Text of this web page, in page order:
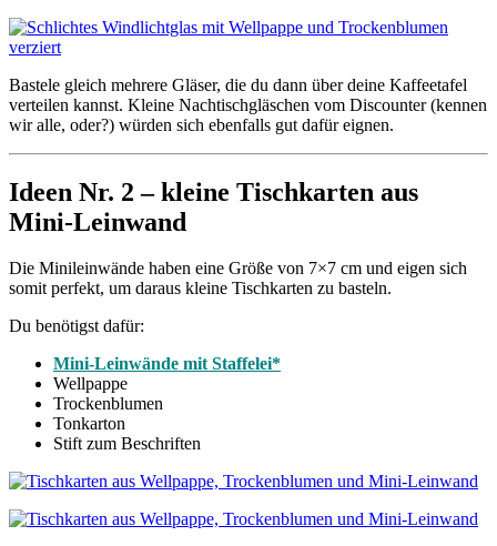
Bastele gleich mehrere Gläser, die du dann über deine Kaffeetafel
verteilen kannst. Kleine Nachtischgläschen vom Discounter (kennen
wir alle, oder?) würden sich ebenfalls gut dafür eignen.
Ideen Nr. 2 – kleine Tischkarten aus
Mini-Leinwand
Die Minileinwände haben eine Größe von 7×7 cm und eigen sich
somit perfekt, um daraus kleine Tischkarten zu basteln.
Du benötigst dafür:
Mini-Leinwände mit Staffelei*
Wellpappe
Trockenblumen
Tonkarton
Stift zum Beschriften